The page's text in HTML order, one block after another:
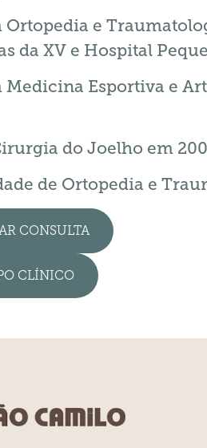
e
da XV e Hospital
Medicina Esportiva e
do Joelho em
de Ortopedia e
CONSULTA
CLÍNICO